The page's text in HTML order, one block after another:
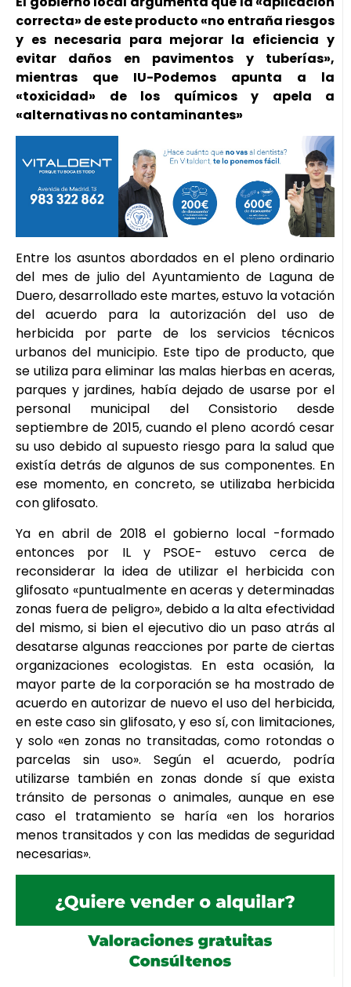
correcta» de este producto «no entraña riesgos
y es necesaria para mejorar la eficiencia y
evitar daños en pavimentos y tuberías»,
mientras que IU-Podemos apunta a la
«toxicidad» de los químicos y apela a
«alternativas no contaminantes»
Entre los asuntos abordados en el pleno ordinario
del mes de julio del Ayuntamiento de Laguna de
Duero, desarrollado este martes, estuvo la votación
del acuerdo para la autorización del uso de
herbicida por parte de los servicios técnicos
urbanos del municipio. Este tipo de producto, que
se utiliza para eliminar las malas hierbas en aceras,
parques y jardines, había dejado de usarse por el
personal municipal del Consistorio desde
septiembre de 2015, cuando el pleno acordó cesar
su uso debido al supuesto riesgo para la salud que
existía detrás de algunos de sus componentes. En
ese momento, en concreto, se utilizaba herbicida
con glifosato.
Ya en abril de 2018 el gobierno local -formado
entonces por IL y PSOE- estuvo cerca de
reconsiderar la idea de utilizar el herbicida con
glifosato «puntualmente en aceras y determinadas
zonas fuera de peligro», debido a la alta efectividad
del mismo, si bien el ejecutivo dio un paso atrás al
desatarse algunas reacciones por parte de ciertas
organizaciones ecologistas. En esta ocasión, la
mayor parte de la corporación se ha mostrado de
acuerdo en autorizar de nuevo el uso del herbicida,
en este caso sin glifosato, y eso sí, con limitaciones,
y solo «en zonas no transitadas, como rotondas o
parcelas sin uso». Según el acuerdo, podría
utilizarse también en zonas donde sí que exista
tránsito de personas o animales, aunque en ese
caso el tratamiento se haría «en los horarios
menos transitados y con las medidas de seguridad
necesarias».